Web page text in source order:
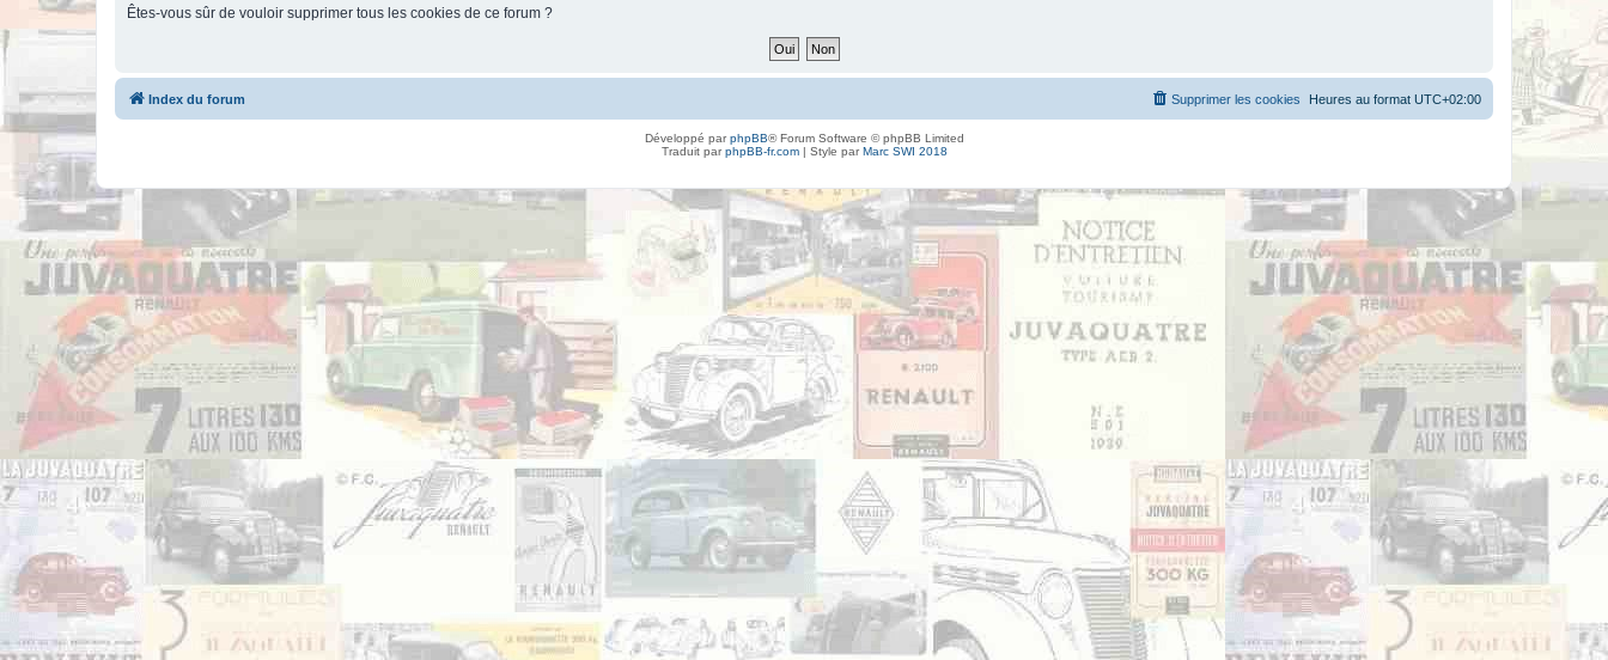
Êtes-vous sûr de vouloir supprimer tous les cookies de ce forum ?
Index du forum Heures au format UTC+02:00
Supprimer les cookies
Développé parphpBB® Forum Software © phpBB Limited
Traduit parphpBB-fr.com| Style parMarc SWI 2018